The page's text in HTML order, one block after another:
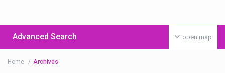
open map
Advanced Search
Home Archives